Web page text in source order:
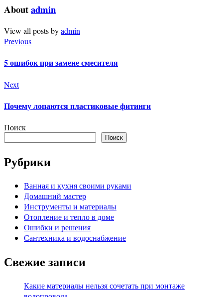
Aboutadmin
View all posts byadmin
Previous
5 ошибок при замене смесителя
Next
Почему лопаются пластиковые фитинги
Поиск
Поиск
Рубрики
Ванная и кухня своими руками
Домашний мастер
Инструменты и материалы
Отопление и тепло в доме
Ошибки и решения
Сантехника и водоснабжение
Свежие записи
Какие материалы нельзя сочетать при монтаже